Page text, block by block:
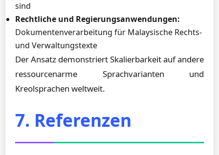
sind
Rechtliche und Regierungsanwendungen:
Dokumentenverarbeitung für Malaysische Rechts-
und Verwaltungstexte
Der Ansatz demonstriert Skalierbarkeit auf andere
ressourcenarme Sprachvarianten und
Kreolsprachen weltweit.
7. Referenzen